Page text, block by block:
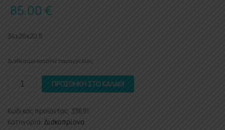
85.00 €
34x26x20.5
Διαθέσιμο κατόπιν παραγγελίας
BORMANN
Δισκοπρίονο
1600W
ΠΡΟΣΘΉΚΗ ΣΤΟ ΚΑΛΆΘΙ
Κωδικός προϊόντος: 33691
Κατηγορία: Δισκοπρίονα